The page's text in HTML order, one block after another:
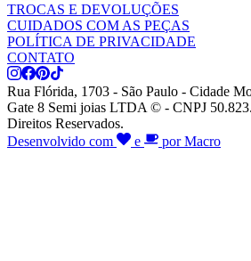
TROCAS E DEVOLUÇÕES
CUIDADOS COM AS PEÇAS
POLÍTICA DE PRIVACIDADE
CONTATO
Rua Flórida, 1703 - São Paulo - Cidade
Gate 8 Semi joias LTDA © - CNPJ
Direitos Reservados.
Desenvolvido com
e por Macro